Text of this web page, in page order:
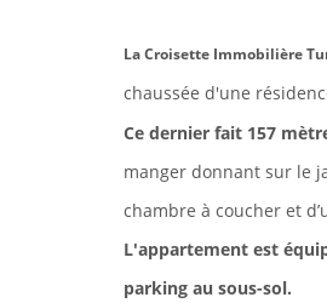
La Croisette Immobilière
chaussée d'une
Ce dernier fait 157
manger donnant sur le
chambre à coucher et
L'appartement est
parking au sous-sol.